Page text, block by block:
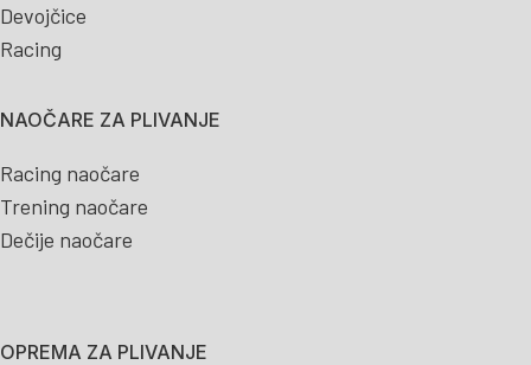
Devojčice
Racing
NAOČARE ZA PLIVANJE
Racing naočare
Trening naočare
Dečije naočare
OPREMA ZA PLIVANJE